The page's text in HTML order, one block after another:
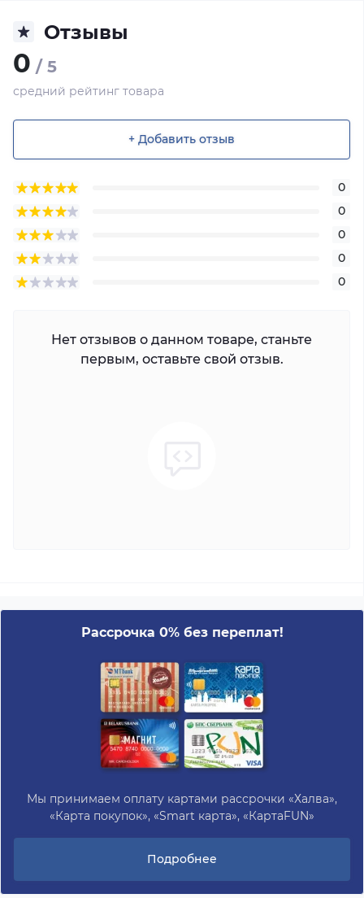
Отзывы
0 / 5
средний рейтинг товара
+ Добавить отзыв
0
0
0
0
0
Нет отзывов о данном товаре, станьте
первым, оставьте свой отзыв.
Рассрочка 0% без переплат!
Мы принимаем оплату картами рассрочки «Халва»,
«Карта покупок», «Smart карта», «КартаFUN»
Подробнее